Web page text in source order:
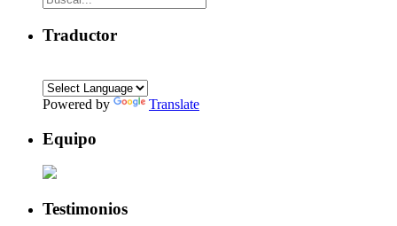
Traductor
Powered by Translate
Equipo
Testimonios